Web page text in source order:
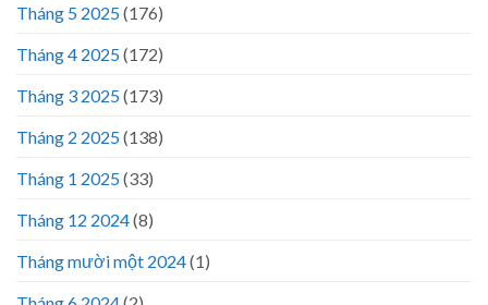
Tháng 5 2025(176)
Tháng 4 2025(172)
Tháng 3 2025(173)
Tháng 2 2025(138)
Tháng 1 2025(33)
Tháng 12 2024(8)
Tháng mười một 2024(1)